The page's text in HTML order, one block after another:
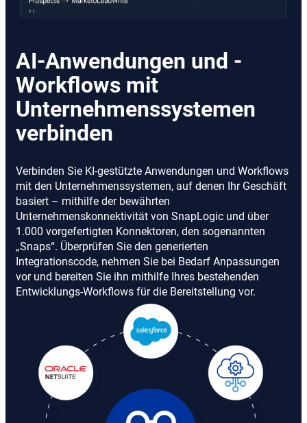
AI-Anwendungen und -
Workflows mit
Unternehmenssystemen
verbinden
Verbinden Sie KI-gestützte Anwendungen und Workflows
mit den Unternehmenssystemen, auf denen Ihr Geschäft
basiert – mithilfe der bewährten
Unternehmenskonnektivität von SnapLogic und über
1.000 vorgefertigten Konnektoren, den sogenannten
„Snaps“. Überprüfen Sie den generierten
Integrationscode, nehmen Sie bei Bedarf Anpassungen
vor und bereiten Sie ihn mithilfe Ihres bestehenden
Entwicklungs-Workflows für die Bereitstellung vor.